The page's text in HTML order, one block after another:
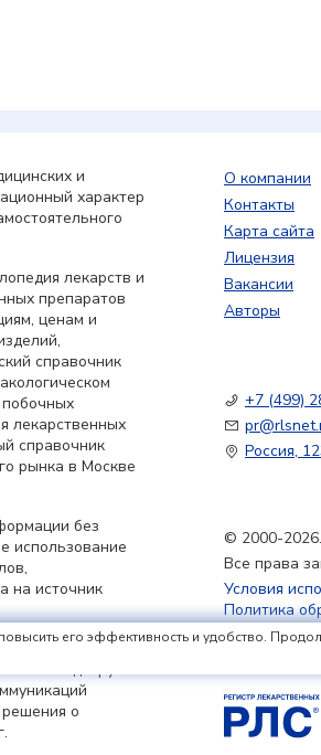
и
характер
лекарств и
препаратов
ценам и
справочник
побочных
лекарственных
справочник
рынка в Москве
без
использование
на источник
РЛС» (доменное
о
О компании
Контакты
Карта сайта
Лицензия
Вакансии
Авторы
+7 (499)
Россия,
© 2000-
Все права
Условия
Политика
его эффективность и удобство.